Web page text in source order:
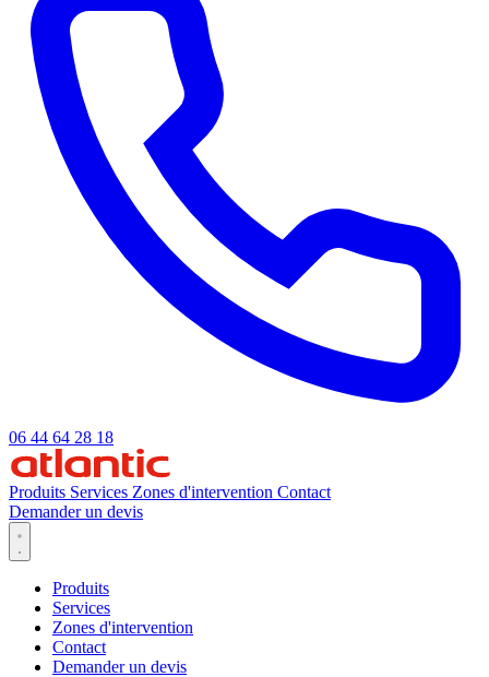
06 44 64 28 18
Produits Services Zones d'intervention Contact
Demander un devis
Produits
Services
Zones d'intervention
Contact
Demander un devis